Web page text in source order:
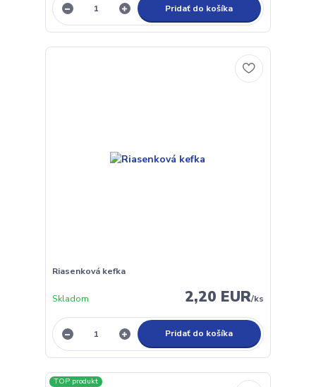
Pridať do košíka
Riasenková kefka
2,20 EUR/ks
Skladom
Pridať do košíka
TOP produkt